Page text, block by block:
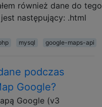
również dane do
następujący: .html
mysql google-maps-api
podczas
Google?
Google (v3